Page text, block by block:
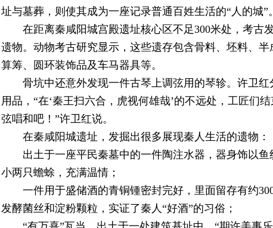
址与墓葬，则使其成为一座记录普通百姓生活的“人的城”。
在距离秦咸阳城宫殿遗址核心区不足300米处，考古
遗物。动物考古研究显示，这些遗存包含骨料、坯料、
算筹、圆环装饰品及车马器具等。
骨坑中还意外发现一件古琴上调弦用的琴轸。许卫
用品，“在‘秦王扫六合，虎视何雄哉’的不远处，工匠们
弦唱和吧！”许卫红说。
在秦咸阳城遗址，发掘出很多展现秦人生活的遗物：
出土于一座平民秦墓中的一件陶注水器，器身饰以
小两只蟾蜍，充满温情；
一件用于盛储酒的青铜锺密封完好，里面留存有约
发酵菌丝和淀粉颗粒，实证了秦人“好酒”的习俗；